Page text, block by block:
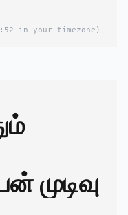
in your timezone)